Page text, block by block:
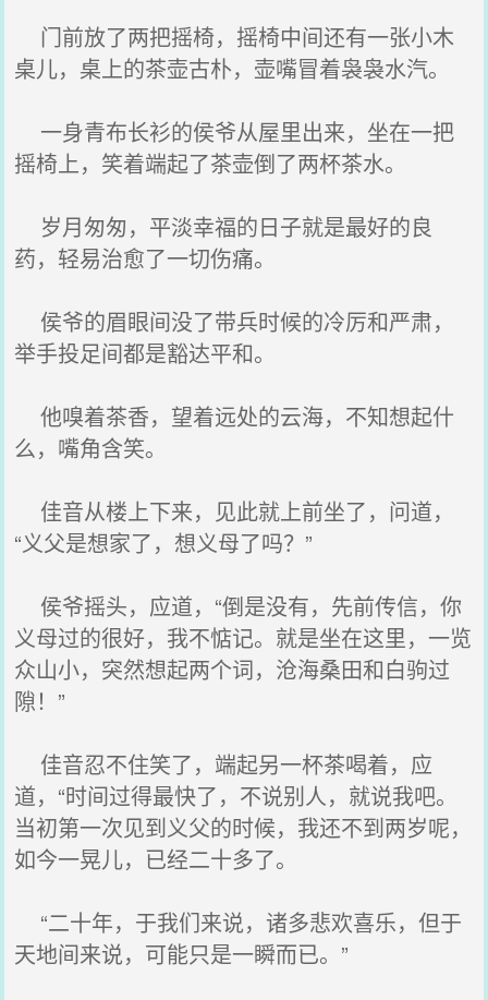
门前放了两把摇椅，摇椅中间还有一张小木
桌儿，桌上的茶壶古朴，壶嘴冒着袅袅水汽。
一身青布长衫的侯爷从屋里出来，坐在一把
摇椅上，笑着端起了茶壶倒了两杯茶水。
岁月匆匆，平淡幸福的日子就是最好的良
药，轻易治愈了一切伤痛。
侯爷的眉眼间没了带兵时候的冷厉和严肃，
举手投足间都是豁达平和。
他嗅着茶香，望着远处的云海，不知想起什
么，嘴角含笑。
佳音从楼上下来，见此就上前坐了，问道，
“义父是想家了，想义母了吗？”
侯爷摇头，应道，“倒是没有，先前传信，你
义母过的很好，我不惦记。就是坐在这里，一览
众山小，突然想起两个词，沧海桑田和白驹过
隙！”
佳音忍不住笑了，端起另一杯茶喝着，应
道，“时间过得最快了，不说别人，就说我吧。
当初第一次见到义父的时候，我还不到两岁呢，
如今一晃儿，已经二十多了。
“二十年，于我们来说，诸多悲欢喜乐，但于
天地间来说，可能只是一瞬而已。”